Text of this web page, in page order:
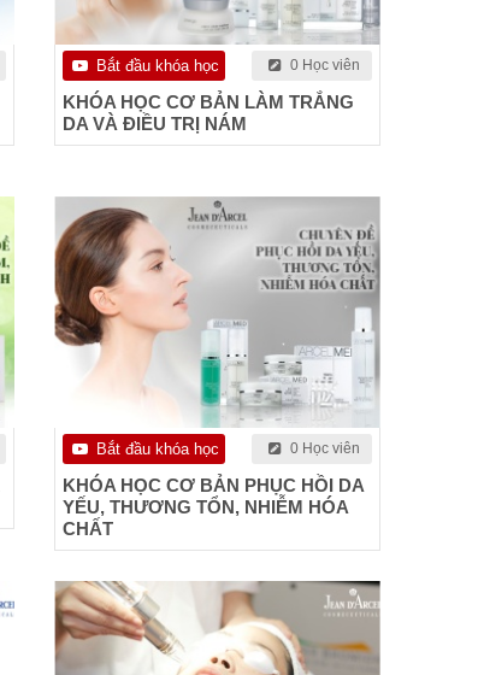
Bắt đầu khóa học 0 Học viên
KHÓA HỌC CƠ BẢN LÀM TRẮNG
DA VÀ ĐIỀU TRỊ NÁM
Bắt đầu khóa học 0 Học viên
KHÓA HỌC CƠ BẢN PHỤC HỒI DA
YẾU, THƯƠNG TỔN, NHIỄM HÓA
CHẤT